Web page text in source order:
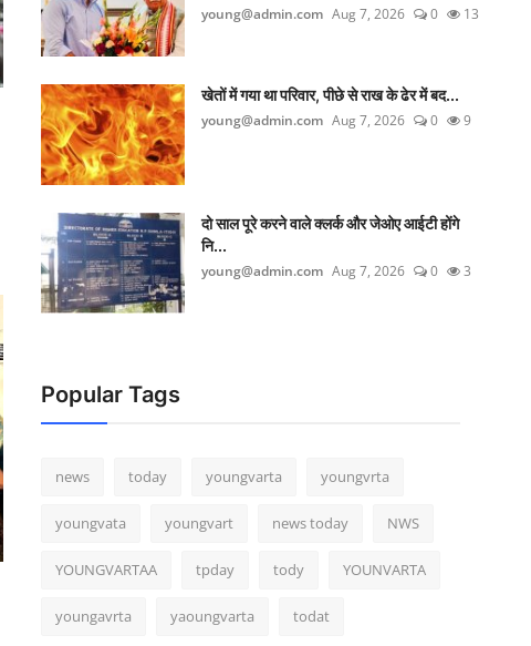
young@admin.com Aug 7, 2026 0 13
खेतों में गया था परिवार, पीछे से राख के ढेर में बद...
young@admin.com Aug 7, 2026 0 9
दो साल पूरे करने वाले क्लर्क और जेओए आईटी होंगे
नि...
young@admin.com Aug 7, 2026 0 3
Popular Tags
news today youngvarta youngvrta
youngvata youngvart news today NWS
YOUNGVARTAA tpday tody YOUNVARTA
youngavrta yaoungvarta todat